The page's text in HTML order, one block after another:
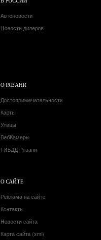
Автоновости
Новости дилеров
О РЯЗАНИ
Достопримечательности
Карты
Улицы
ВебКамеры
ГИБДД Рязани
О САЙТЕ
Реклама на сайте
Контакты
Новости сайта
Карта сайта (xml)